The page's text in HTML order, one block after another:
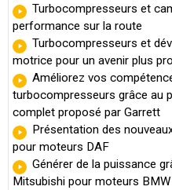
Turbocompresseurs et
performance sur la route
Turbocompresseurs et
motrice pour un avenir plus
Améliorez vos
turbocompresseurs grâce au
complet proposé par Garrett
Présentation des
pour moteurs DAF
Générer de la puissance
Mitsubishi pour moteurs BMW